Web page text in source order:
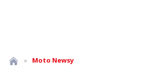
» Moto Newsy